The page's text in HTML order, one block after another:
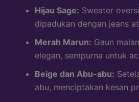
Hijau Sage: Sweater
dipadukan dengan jeans
Merah Marun: Gaun
elegan, sempurna untuk
Beige dan Abu-abu:
abu, menciptakan kesan